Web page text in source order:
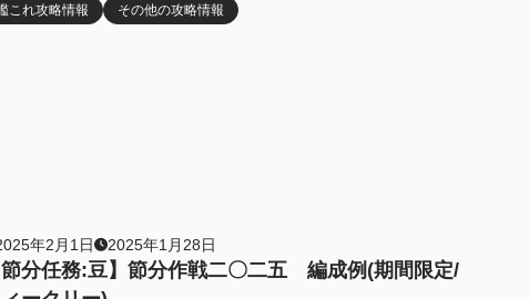
これ攻略情報 その他の攻略情報
年2月1日 2025年1月28日
節分任務:豆】節分作戦二〇二五 編成例(期間限定/